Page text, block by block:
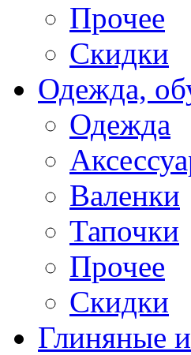
Прочее
Скидки
Одежда,
Одежда
Валенки
Тапочки
Прочее
Скидки
Глиняные